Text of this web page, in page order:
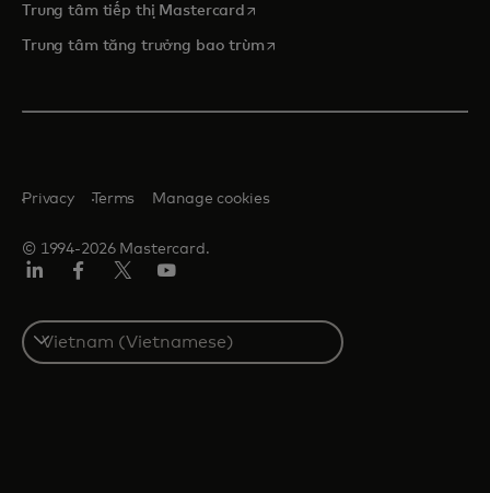
Trung tâm tiếp thị Mastercardopens in a new tab
Trung tâm tăng trưởng bao trùmopens in a new tab
© 1994-2026 Mastercard.
Privacy Terms Manage cookies
Select
a
country